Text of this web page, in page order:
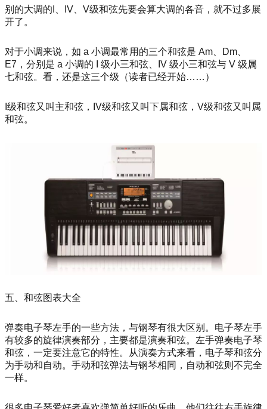
别的大调的I、IV、V级和弦先要会算大调的各音，就不过多展
开了。
对于小调来说，如 a 小调最常用的三个和弦是 Am、Dm、
E7，分别是 a 小调的 I 级小三和弦、IV 级小三和弦与 V 级属
七和弦。看，还是这三个级（读者已经开始……）
I级和弦又叫主和弦，IV级和弦又叫下属和弦，V级和弦又叫属
和弦。
五、和弦图表大全
弹奏电子琴左手的一些方法，与钢琴有很大区别。电子琴左手
有较多的旋律演奏部分，主要都是演奏和弦。左手弹奏电子琴
和弦，一定要注意它的特性。从演奏方式来看，电子琴和弦分
为手动和自动。手动和弦弹法与钢琴相同，自动和弦则不完全
一样。